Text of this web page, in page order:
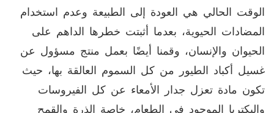
الوقت الحالي هي العودة إلى الطبيعة وعدم استخدام
المضادات الحيوية، بعدما أثبتت خطرها الداهم على
الحيوان والإنسان، وقمنا أيضًا بعمل منتج مسؤول عن
غسيل أكباد الطيور من كل السموم العالقة بها، حيث
تكون مادة تعزل جدار الأمعاء عن كل الفيروسات
والبكتريا الموجود في الطعام، خاصة الذرة والقمح